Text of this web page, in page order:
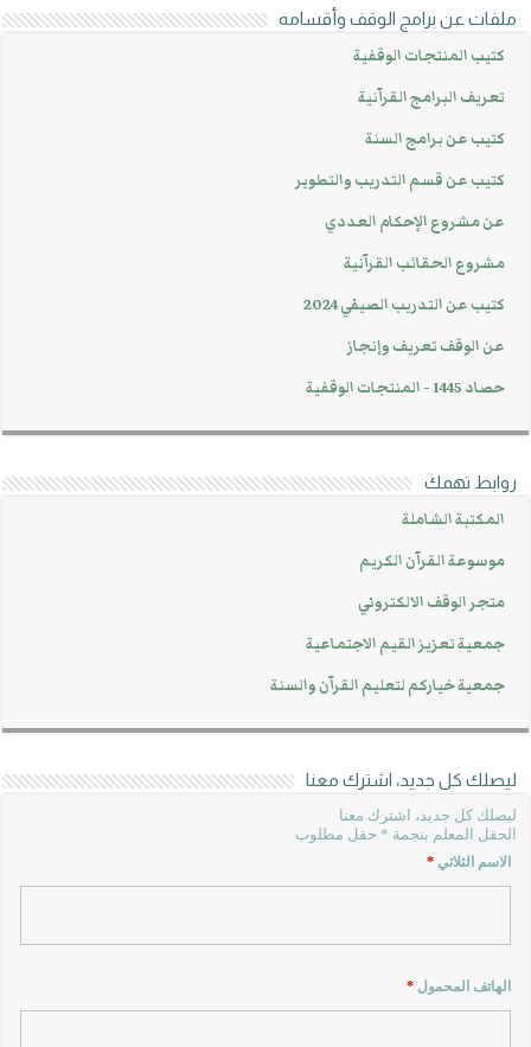
ملفات عن برامج الوقف وأقسامه
كتيب المنتجات الوقفية
تعريف البرامج القرآنية
كتيب عن برامج السنة
كتيب عن قسم التدريب والتطوير
عن مشروع الإحكام العددي
مشروع الحقائب القرآنية
كتيب عن التدريب الصيفي 2024
عن الوقف تعريف وإنجاز
حصاد 1445 - المنتجات الوقفية
روابط تهمك
المكتبة الشاملة
موسوعة القرآن الكريم
متجر الوقف الالكتروني
جمعية تعزيز القيم الاجتماعية
جمعية خياركم لتعليم القرآن والسنة
ليصلك كل جديد، اشترك معنا
ليصلك كل جديد، اشترك معنا
الحقل المعلم بنجمة * حقل مطلوب
الاسم الثلاثي*
الهاتف المحمول*